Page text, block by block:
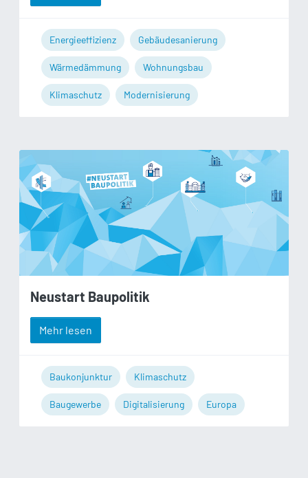
Energieeffizienz Gebäudesanierung
Wärmedämmung Wohnungsbau
Klimaschutz Modernisierung
Neustart Baupolitik
Mehr lesen
Baukonjunktur Klimaschutz
Baugewerbe Digitalisierung Europa